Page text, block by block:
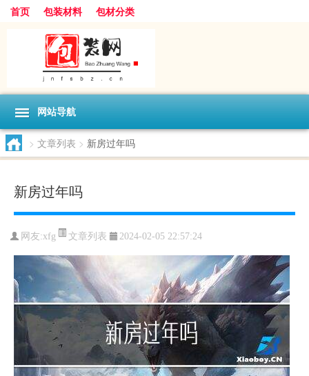
首页 包装材料 包材分类
网站导航
> 文章列表 > 新房过年吗
新房过年吗
网友:xfg 文章列表 2024-02-05 22:57:24